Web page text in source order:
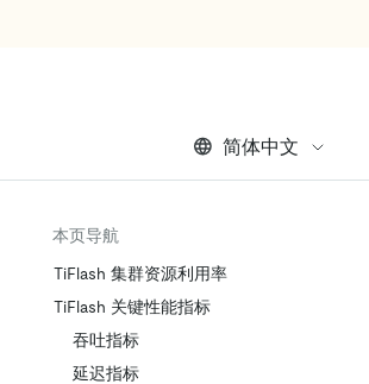
简体中文
本页导航
TiFlash 集群资源利用率
TiFlash 关键性能指标
吞吐指标
延迟指标